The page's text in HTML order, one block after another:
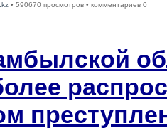
• 590670 просмотров • комментариев 0